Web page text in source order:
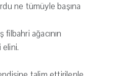
ne tümüyle başına
filbahri ağacının